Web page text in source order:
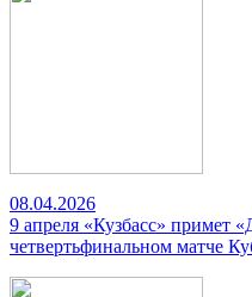
08.04.2026
9 апреля «Кузбасс» примет
четвертьфинальном матче